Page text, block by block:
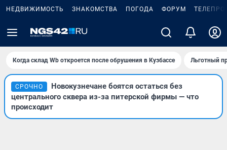
НЕДВИЖИМОСТЬ ЗНАКОМСТВА ПОГОДА ФОРУМ
Когда склад Wb откроется после обрушения в Кузбассе Льготный
СРОЧНО
Новокузнечане боятся остаться без
центрального сквера из-за питерской фирмы — что
происходит